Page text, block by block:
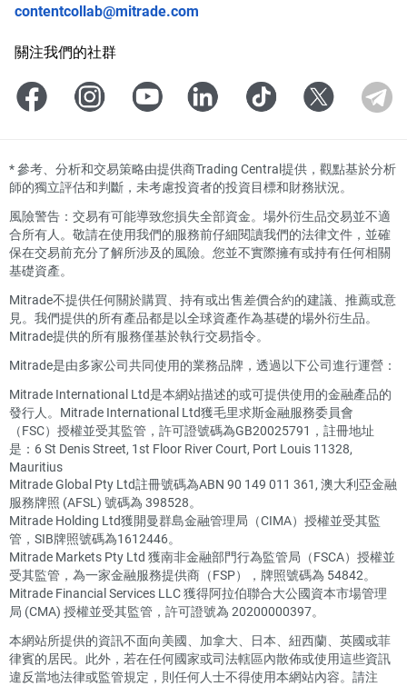
contentcollab@mitrade.com
關注我們的社群
*參考、分析和交易策略由提供商Trading Central提供，觀點基於分析
師的獨立評估和判斷，未考慮投資者的投資目標和財務狀況。
風險警告：交易有可能導致您損失全部資金。場外衍生品交易並不適
合所有人。敬請在使用我們的服務前仔細閱讀我們的法律文件，並確
保在交易前充分了解所涉及的風險。您並不實際擁有或持有任何相關
基礎資產。
Mitrade不提供任何關於購買、持有或出售差價合約的建議、推薦或意
見。我們提供的所有產品都是以全球資產作為基礎的場外衍生品。
Mitrade提供的所有服務僅基於執行交易指令。
Mitrade是由多家公司共同使用的業務品牌，透過以下公司進行運營：
Mitrade International Ltd是本網站描述的或可提供使用的金融產品的
發行人。Mitrade International Ltd獲毛里求斯金融服務委員會
（FSC）授權並受其監管，許可證號碼為GB20025791，註冊地址
是：6 St Denis Street, 1st Floor River Court, Port Louis 11328,
Mauritius
Mitrade Global Pty Ltd註冊號碼為ABN 90 149 011 361, 澳大利亞金融
服務牌照 (AFSL) 號碼為 398528。
Mitrade Holding Ltd獲開曼群島金融管理局（CIMA）授權並受其監
管，SIB牌照號碼為1612446。
Mitrade Markets Pty Ltd 獲南非金融部門行為監管局（FSCA）授權並
受其監管，為一家金融服務提供商（FSP），牌照號碼為 54842。
Mitrade Financial Services LLC 獲得阿拉伯聯合大公國資本市場管理
局 (CMA) 授權並受其監管，許可證號為 20200000397。
本網站所提供的資訊不面向美國、加拿大、日本、紐西蘭、英國或菲
律賓的居民。此外，若在任何國家或司法轄區內散佈或使用這些資訊
違反當地法律或監管規定，則任何人士不得使用本網站內容。請注